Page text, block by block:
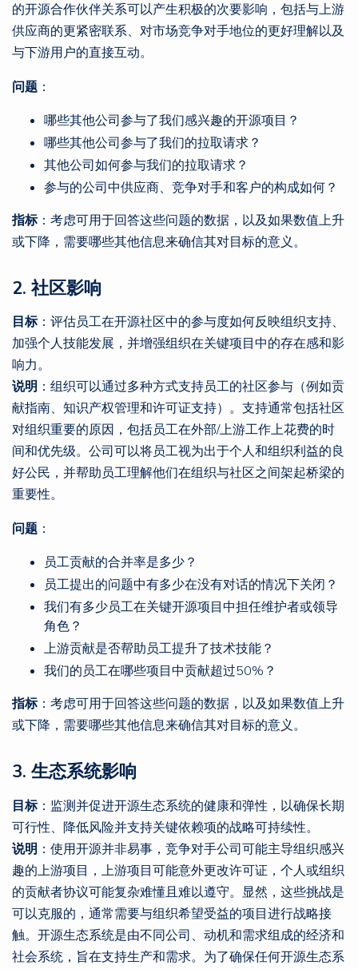
的开源合作伙伴关系可以产生积极的次要影响，包括与上游
供应商的更紧密联系、对市场竞争对手地位的更好理解以及
与下游用户的直接互动。
问题 ：
哪些其他公司参与了我们感兴趣的开源项目？
哪些其他公司参与了我们的拉取请求？
其他公司如何参与我们的拉取请求？
参与的公司中供应商、竞争对手和客户的构成如何？
指标：考虑可用于回答这些问题的数据，以及如果数值上升
或下降，需要哪些其他信息来确信其对目标的意义。
2. 社区影响
目标：评估员工在开源社区中的参与度如何反映组织支持、
加强个人技能发展，并增强组织在关键项目中的存在感和影
响力。
说明 ：组织可以通过多种方式支持员工的社区参与（例如贡
献指南、知识产权管理和许可证支持）。支持通常包括社区
对组织重要的原因，包括员工在外部/上游工作上花费的时
间和优先级。公司可以将员工视为出于个人和组织利益的良
好公民，并帮助员工理解他们在组织与社区之间架起桥梁的
重要性。
问题 ：
员工贡献的合并率是多少？
员工提出的问题中有多少在没有对话的情况下关闭？
我们有多少员工在关键开源项目中担任维护者或领导
角色？
上游贡献是否帮助员工提升了技术技能？
我们的员工在哪些项目中贡献超过50%？
指标：考虑可用于回答这些问题的数据，以及如果数值上升
或下降，需要哪些其他信息来确信其对目标的意义。
3. 生态系统影响
目标：监测并促进开源生态系统的健康和弹性，以确保长期
可行性、降低风险并支持关键依赖项的战略可持续性。
说明 ：使用开源并非易事，竞争对手公司可能主导组织感兴
趣的上游项目，上游项目可能意外更改许可证，个人或组织
的贡献者协议可能复杂难懂且难以遵守。显然，这些挑战是
可以克服的，通常需要与组织希望受益的项目进行战略接
触。开源生态系统是由不同公司、动机和需求组成的经济和
社会系统，旨在支持生产和需求。为了确保任何开源生态系